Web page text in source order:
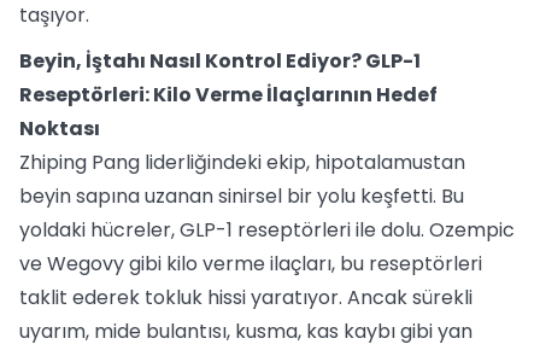
taşıyor.
Beyin, İştahı Nasıl Kontrol Ediyor? GLP-1
Reseptörleri: Kilo Verme İlaçlarının Hedef
Noktası
Zhiping Pang liderliğindeki ekip, hipotalamustan
beyin sapına uzanan sinirsel bir yolu keşfetti. Bu
yoldaki hücreler, GLP-1 reseptörleri ile dolu. Ozempic
ve Wegovy gibi kilo verme ilaçları, bu reseptörleri
taklit ederek tokluk hissi yaratıyor. Ancak sürekli
uyarım, mide bulantısı, kusma, kas kaybı gibi yan